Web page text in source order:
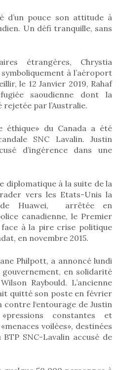
d’un pouce son attitude à
Un défi tranquille, sans
étrangères, Chrystia
à l’aéroport
le 12 Janvier 2019, Rahaf
saoudienne dont la
rejetée par l’Australie.
éthique» du Canada a été
SNC Lavalin. Justin
d’ingérence dans une
diplomatique à la suite de la
vers les Etats-Unis la
de Huawei, arrêtée en
canadienne, le Premier
à la pire crise politique
en novembre 2015.
Philpott, a annoncé lundi
en solidarité
Raybould. L’ancienne
quitté son poste en février
l‘entourage de Justin
constantes et
voilées», destinées
SNC-Lavalin accusé de